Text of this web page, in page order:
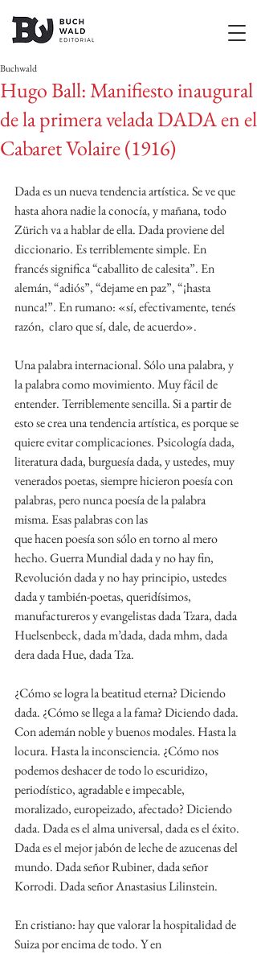
Hugo Ball: Manifiesto inaugural
de la primera velada DADA en el
Cabaret Volaire (1916)
Buchwald
Dada es un nueva tendencia artística. Se ve que
hasta ahora nadie la conocía, y mañana, todo
Zürich va a hablar de ella. Dada proviene del
diccionario. Es terriblemente simple. En
francés significa “caballito de calesita”. En
alemán, “adiós”, “dejame en paz”, “¡hasta
nunca!”. En rumano: «sí, efectivamente, tenés
razón,  claro que sí, dale, de acuerdo».
Una palabra internacional. Sólo una palabra, y
la palabra como movimiento. Muy fácil de
entender. Terriblemente sencilla. Si a partir de
esto se crea una tendencia artística, es porque se
quiere evitar complicaciones. Psicología dada,
literatura dada, burguesía dada, y ustedes, muy
venerados poetas, siempre hicieron poesía con
palabras, pero nunca poesía de la palabra
misma. Esas palabras con las
que hacen poesía son sólo en torno al mero
hecho. Guerra Mundial dada y no hay fin,
Revolución dada y no hay principio, ustedes
dada y también-poetas, queridísimos,
manufactureros y evangelistas dada Tzara, dada
Huelsenbeck, dada m’dada, dada mhm, dada
dera dada Hue, dada Tza.
¿Cómo se logra la beatitud eterna? Diciendo
dada. ¿Cómo se llega a la fama? Diciendo dada.
Con ademán noble y buenos modales. Hasta la
locura. Hasta la inconsciencia. ¿Cómo nos
podemos deshacer de todo lo escuridizo,
periodístico, agradable e impecable,
moralizado, europeizado, afectado? Diciendo
dada. Dada es el alma universal, dada es el éxito.
Dada es el mejor jabón de leche de azucenas del
mundo. Dada señor Rubiner, dada señor
Korrodi. Dada señor Anastasius Lilinstein.
En cristiano: hay que valorar la hospitalidad de
Suiza por encima de todo. Y en